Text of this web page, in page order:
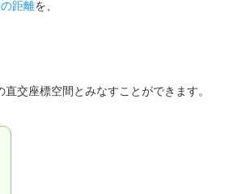
距離を、
交座標空間とみなすことができます。